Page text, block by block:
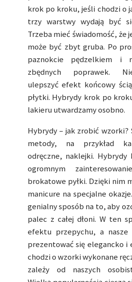
krok po kroku, jeśli chodzi o
trzy warstwy wydają być
Trzeba mieć świadomość, że
może być zbyt gruba. Po
paznokcie pędzelkiem i
zbędnych poprawek.
ulepszyć efekt końcowy
płytki. Hybrydy krok po
lakieru utwardzamy osobno.
Hybrydy – jak zrobić wzorki?
metody, na przykład
odręczne, naklejki.
ogromnym
brokatowe pyłki. Dzięki nim
manicure na specjalne
genialny sposób na to, aby
palec z całej dłoni. W ten
efektu przepychu, a nasze
prezentować się elegancko
chodzi o wzorki wykonane
zależy od naszych